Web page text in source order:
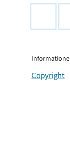
Copyright